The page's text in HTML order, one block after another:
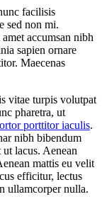
facilisis
sed non mi.
accumsan nibh
sapien ornare
Maecenas
vitae turpis volutpat
pharetra, ut
porttitor iaculis.
nibh bibendum
lacus. Aenean
mattis eu velit
efficitur, lectus
ullamcorper nulla.